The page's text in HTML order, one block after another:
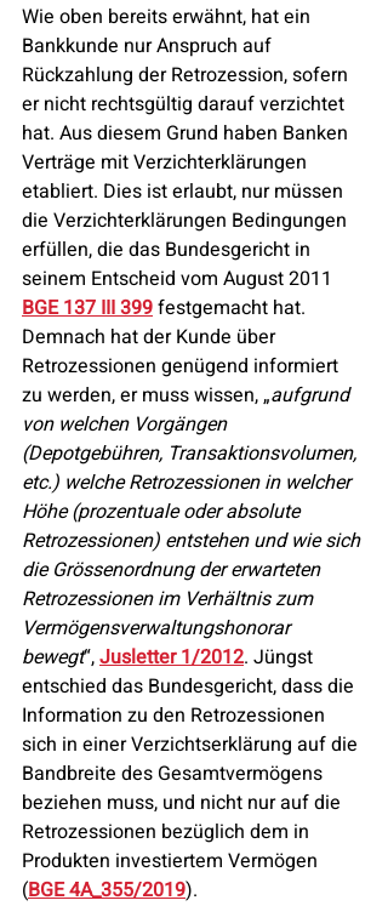
Wie oben bereits erwähnt, hat ein
Bankkunde nur Anspruch auf
Rückzahlung der Retrozession, sofern
er nicht rechtsgültig darauf verzichtet
hat. Aus diesem Grund haben Banken
Verträge mit Verzichterklärungen
etabliert. Dies ist erlaubt, nur müssen
die Verzichterklärungen Bedingungen
erfüllen, die das Bundesgericht in
seinem Entscheid vom August 2011
BGE 137 III 399 festgemacht hat.
Demnach hat der Kunde über
Retrozessionen genügend informiert
zu werden, er muss wissen, „aufgrund
von welchen Vorgängen
(Depotgebühren, Transaktionsvolumen,
etc.) welche Retrozessionen in welcher
Höhe (prozentuale oder absolute
Retrozessionen) entstehen und wie sich
die Grössenordnung der erwarteten
Retrozessionen im Verhältnis zum
Vermögensverwaltungshonorar
bewegt“, Jusletter 1/2012. Jüngst
entschied das Bundesgericht, dass die
Information zu den Retrozessionen
sich in einer Verzichtserklärung auf die
Bandbreite des Gesamtvermögens
beziehen muss, und nicht nur auf die
Retrozessionen bezüglich dem in
Produkten investiertem Vermögen
(BGE 4A_355/2019).